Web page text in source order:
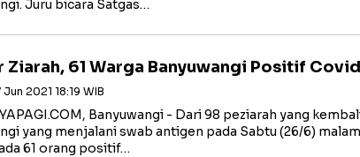
Juru bicara Satgas…
Ziarah, 61 Warga Banyuwangi Positif
2021 18:19 WIB
Banyuwangi - Dari 98 peziarah yang
yang menjalani swab antigen pada Sabtu (26/6)
61 orang positif…